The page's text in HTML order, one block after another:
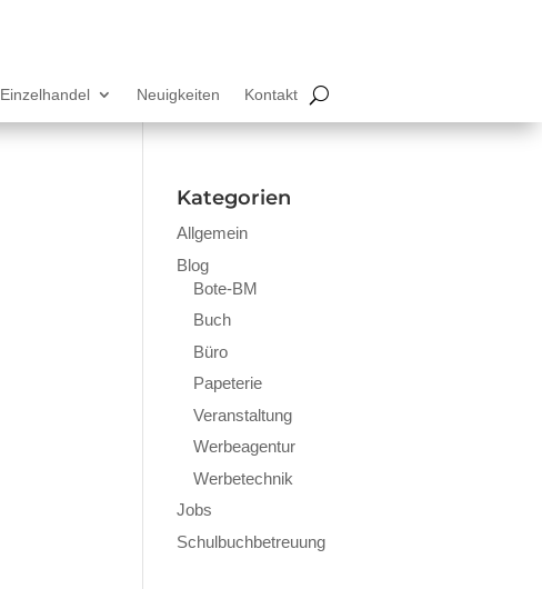
Einzelhandel Neuigkeiten Kontakt
Kategorien
Allgemein
Blog
Bote-BM
Buch
Büro
Papeterie
Veranstaltung
Werbeagentur
Werbetechnik
Jobs
Schulbuchbetreuung